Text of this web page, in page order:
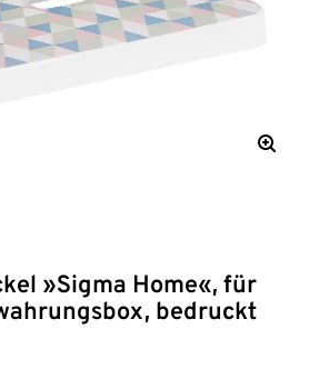
»Sigma Home«, für
bedruckt